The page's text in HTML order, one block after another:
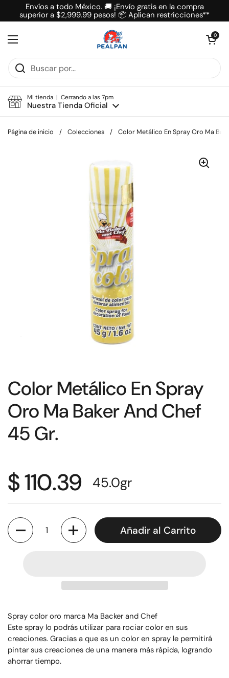
Ir al contenido
Envíos a todo México. 🚚 ¡Envío gratis en la compra
superior a $2,999.99 pesos! 📦 Aplican restricciones**
Abrir menú
Abrir carrito
0
Mi tienda | Cerrando a las 7pm
Nuestra Tienda Oficial
Página de inicio / Colecciones / Color Metálico En Spray Oro Ma
Color Metálico En Spray
Oro Ma Baker And Chef
45 Gr.
$ 110.39 45.0gr
Cantidad
Añadir al Carrito
Spray color oro marca Ma Backer and Chef
Este spray lo podrás utilizar para rociar color en sus
creaciones. Gracias a que es un color en spray le permitirá
pintar sus creaciones de una manera más rápida, logrando
ahorrar tiempo.